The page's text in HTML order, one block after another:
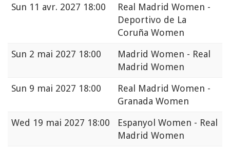
Sun 11 avr. 2027 18:00
Real Madrid Women -
Deportivo de La
Coruña Women
Sun 2 mai 2027 18:00
Madrid Women - Real
Madrid Women
Sun 9 mai 2027 18:00
Real Madrid Women -
Granada Women
Wed 19 mai 2027 18:00
Espanyol Women - Real
Madrid Women